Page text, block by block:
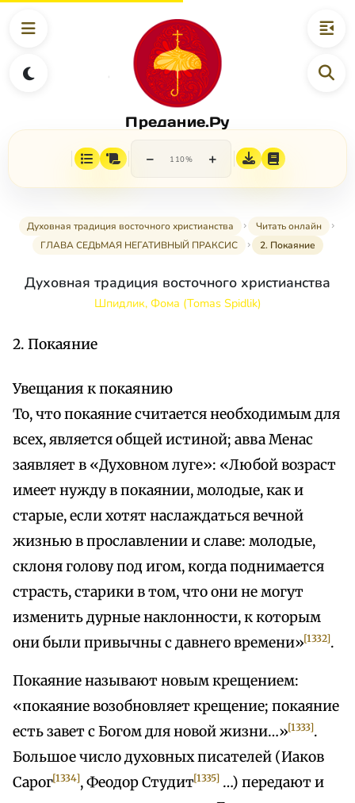
Предание.Ру
− 110% +
Духовная традиция восточного христианства
Читать онлайн
ГЛАВА СЕДbМАЯ НЕГАТИВНЫЙ ПРАКСИС
2. Покаяние
Духовная традиция восточного христианства
Шпидлик, Фома (Tomas Spidlik)
2. Покаяние
Увещания к покаянию
То, что покаяние считается необходимым для
всех, является общей истиной; авва Менас
заявляет в «Духовном луге»: «Любой возраст
имеет нужду в покаянии, молодые, как и
старые, если хотят наслаждаться вечной
жизнью в прославлении и славе: молодые,
склоня голову под игом, когда поднимается
страсть, старики в том, что они не могут
изменить дурные наклонности, к которым
они были привычны с давнего времени»[1332].
Покаяние называют новым крещением:
«покаяние возобновляет крещение; покаяние
есть завет с Богом для новой жизни…»[1333].
Большое число духовных писателей (Иаков
Сарог[1334], Феодор Студит[1335] …) передают и